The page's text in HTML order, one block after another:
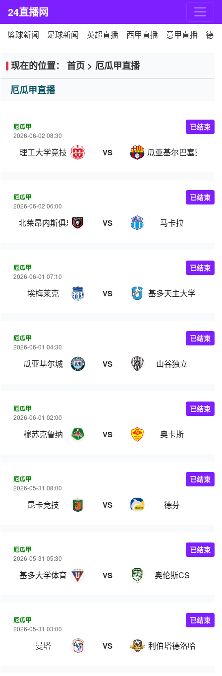
24直播网
篮球新闻 足球新闻 英超直播 西甲直播 意甲直播 德
现在的位置： 首页 > 厄瓜甲直播
厄瓜甲直播
厄瓜甲
2026-06-02 08:30
理工大学竞技 VS 瓜亚基尔巴塞罗那
已结束
厄瓜甲
2026-06-02 06:00
北莱昂内斯俱乐部 VS 马卡拉
已结束
厄瓜甲
2026-06-01 07:10
埃梅莱克 VS 基多天主大学
已结束
厄瓜甲
2026-06-01 04:30
瓜亚基尔城 VS 山谷独立
已结束
厄瓜甲
2026-06-01 02:00
穆苏克鲁纳 VS 奥卡斯
已结束
厄瓜甲
2026-05-31 08:00
昆卡竞技 VS 德芬
已结束
厄瓜甲
2026-05-31 05:30
基多大学体育 VS 奥伦斯CS
已结束
厄瓜甲
2026-05-31 03:00
曼塔 VS 利伯塔德洛哈
已结束